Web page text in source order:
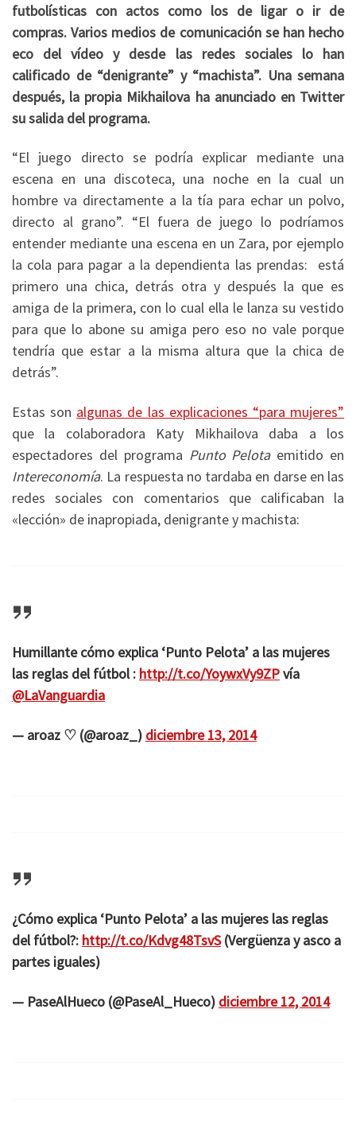
futbolísticas con actos como los de ligar o ir de
compras. Varios medios de comunicación se han hecho
eco del vídeo y desde las redes sociales lo han
calificado de “denigrante” y “machista”. Una semana
después, la propia Mikhailova ha anunciado en Twitter
su salida del programa.
“El juego directo se podría explicar mediante una
escena en una discoteca, una noche en la cual un
hombre va directamente a la tía para echar un polvo,
directo al grano”. “El fuera de juego lo podríamos
entender mediante una escena en un Zara, por ejemplo
la cola para pagar a la dependienta las prendas: está
primero una chica, detrás otra y después la que es
amiga de la primera, con lo cual ella le lanza su vestido
para que lo abone su amiga pero eso no vale porque
tendría que estar a la misma altura que la chica de
detrás”.
Estas son algunas de las explicaciones “para mujeres”
que la colaboradora Katy Mikhailova daba a los
espectadores del programa Punto Pelotaemitido en
Intereconomía. La respuesta no tardaba en darse en las
redes sociales con comentarios que calificaban la
«lección» de inapropiada, denigrante y machista:
Humillante cómo explica ‘Punto Pelota’ a las mujeres
las reglas del fútbol : http://t.co/YoywxVy9ZPvía
@LaVanguardia
— aroaz ♡ (@aroaz_) diciembre 13, 2014
¿Cómo explica ‘Punto Pelota’ a las mujeres las reglas
del fútbol?: http://t.co/Kdvg48TsvS(Vergüenza y asco a
partes iguales)
— PaseAlHueco (@PaseAl_Hueco) diciembre 12, 2014